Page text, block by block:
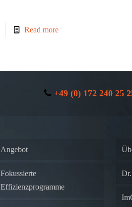
Read more
+49 (0) 172 240 25
Angebot
Fokussierte
Effizienzprogramme